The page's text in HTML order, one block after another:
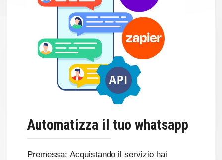
Automatizza il tuo whatsapp
Premessa: Acquistando il servizio hai